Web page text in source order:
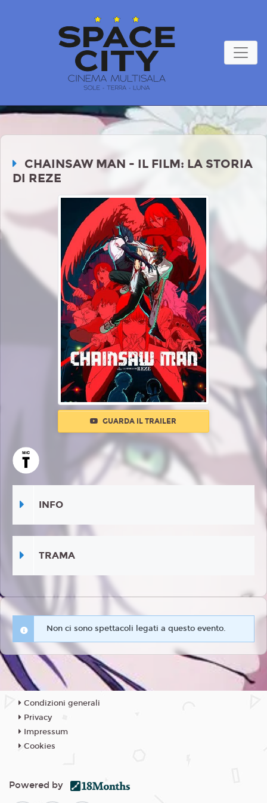
CHAINSAW MAN - IL FILM: LA STORIA
DI REZE
GUARDA IL TRAILER
INFO
TRAMA
Non ci sono spettacoli legati a questo evento.
Condizioni generali
Privacy
Impressum
Cookies
Powered by